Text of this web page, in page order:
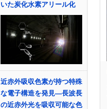
いた炭化水素アリール化
近赤外吸収色素が持つ特殊
な電子構造を発見―長波長
の近赤外光を吸収可能な色